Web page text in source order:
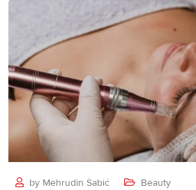
by Mehrudin Šabić Beauty